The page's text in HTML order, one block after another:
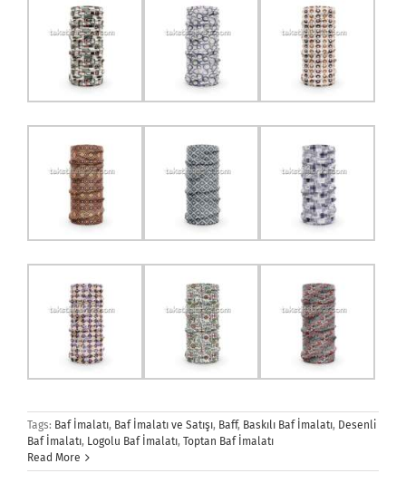
Tags: Baf İmalatı, Baf İmalatı ve Satışı, Baff, Baskılı Baf İmalatı, Desenli
Baf İmalatı, Logolu Baf İmalatı, Toptan Baf İmalatı
Read More